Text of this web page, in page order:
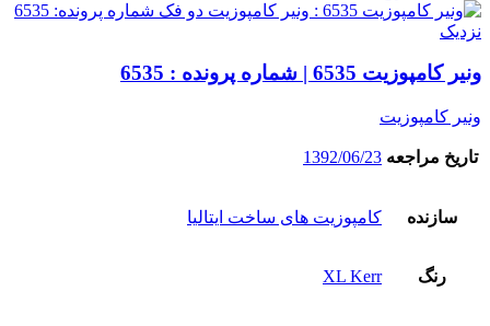
نزدیک
ونیر کامپوزیت 6535 | شماره پرونده : 6535
ونیر کامپوزیت
تاریخ مراجعه 1392/06/23
سازنده کامپوزیت های ساخت ایتالیا
رنگ XL Kerr